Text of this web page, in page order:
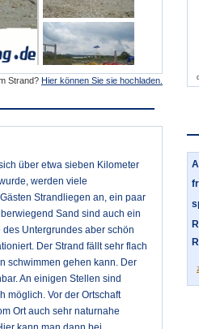
Strand? Hier können Sie sie hochladen.
über etwa sieben Kilometer
werden viele
Strandliegen an, ein paar
Sand sind auch ein
Untergrundes aber schön
Der Strand fällt sehr flach
schwimmen gehen kann. Der
An einigen Stellen sind
möglich. Vor der Ortschaft
Ort auch sehr naturnahe